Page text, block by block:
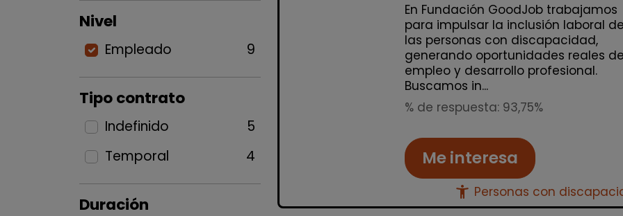
Nivel
Empleado 9
Tipo contrato
Indefinido
5
Temporal
4
Duración
En Fundación GoodJob trabajamos
para impulsar la inclusión laboral
las personas con discapacidad,
generando oportunidades reales
empleo y desarrollo profesional.
Buscamos in...
% de respuesta: 93,75%
Me interesa
accessibility_new Personas con